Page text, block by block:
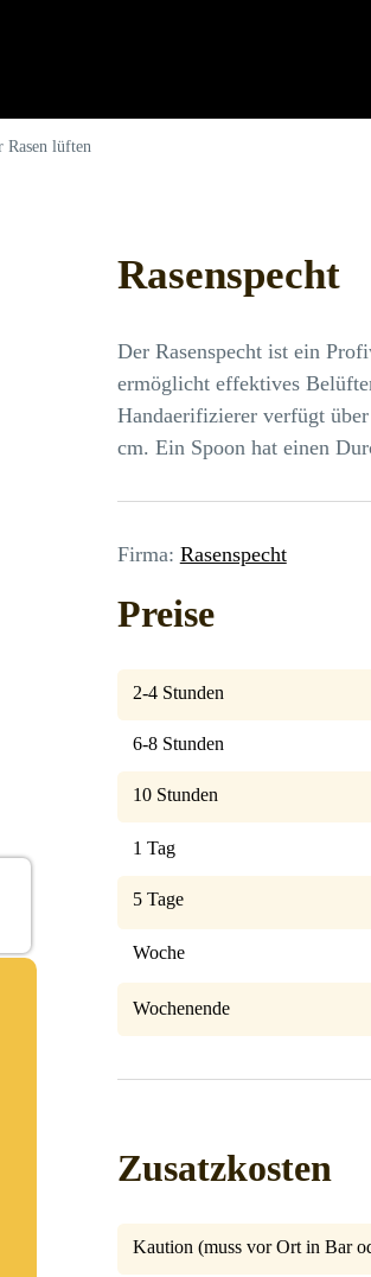
Rasen lüften
Rasenspecht
Der Rasenspecht ist ein
ermöglicht effektives
Handaerifizierer verfügt
cm. Ein Spoon hat einen
Firma: Rasenspecht
Preise
2-4 Stunden
6-8 Stunden
10 Stunden
1 Tag
5 Tage
Woche
Wochenende
Zusatzkosten
Kaution (muss vor Ort in Bar